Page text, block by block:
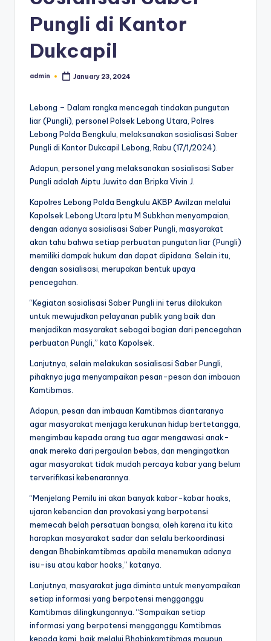
Pungli di Kantor
Dukcapil
Posted
admin January 23, 2024
Lebong – Dalam rangka mencegah tindakan pungutan
liar (Pungli), personel Polsek Lebong Utara, Polres
Lebong Polda Bengkulu, melaksanakan sosialisasi Saber
Pungli di Kantor Dukcapil Lebong, Rabu (17/1/2024).
Adapun, personel yang melaksanakan sosialisasi Saber
Pungli adalah Aiptu Juwito dan Bripka Vivin J.
Kapolres Lebong Polda Bengkulu AKBP Awilzan melalui
Kapolsek Lebong Utara Iptu M Subkhan menyampaian,
dengan adanya sosialisasi Saber Pungli, masyarakat
akan tahu bahwa setiap perbuatan pungutan liar (Pungli)
memiliki dampak hukum dan dapat dipidana. Selain itu,
dengan sosialisasi, merupakan bentuk upaya
pencegahan.
“Kegiatan sosialisasi Saber Pungli ini terus dilakukan
untuk mewujudkan pelayanan publik yang baik dan
menjadikan masyarakat sebagai bagian dari pencegahan
perbuatan Pungli,” kata Kapolsek.
Lanjutnya, selain melakukan sosialisasi Saber Pungli,
pihaknya juga menyampaikan pesan-pesan dan imbauan
Kamtibmas.
Adapun, pesan dan imbauan Kamtibmas diantaranya
agar masyarakat menjaga kerukunan hidup bertetangga,
mengimbau kepada orang tua agar mengawasi anak-
anak mereka dari pergaulan bebas, dan mengingatkan
agar masyarakat tidak mudah percaya kabar yang belum
terverifikasi kebenarannya.
“Menjelang Pemilu ini akan banyak kabar-kabar hoaks,
ujaran kebencian dan provokasi yang berpotensi
memecah belah persatuan bangsa, oleh karena itu kita
harapkan masyarakat sadar dan selalu berkoordinasi
dengan Bhabinkamtibmas apabila menemukan adanya
isu-isu atau kabar hoaks,” katanya.
Lanjutnya, masyarakat juga diminta untuk menyampaikan
setiap informasi yang berpotensi mengganggu
Kamtibmas dilingkungannya. “Sampaikan setiap
informasi yang berpotensi mengganggu Kamtibmas
kepada kami, baik melalui Bhabinkamtibmas maupun